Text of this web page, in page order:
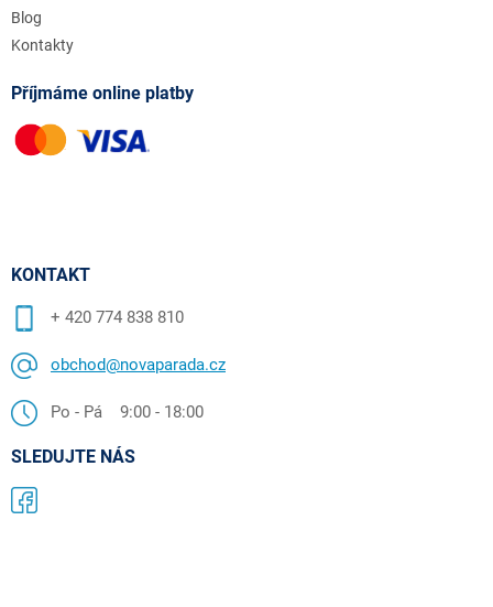
Blog
Kontakty
Příjmáme online platby
KONTAKT
+ 420 774 838 810
obchod@novaparada.cz
Po - Pá 9:00 - 18:00
SLEDUJTE NÁS